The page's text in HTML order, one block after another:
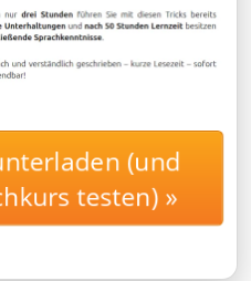
AUFBAUKURS
(und
testen) »